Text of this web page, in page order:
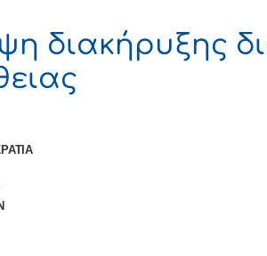
διακήρυξης
ΔΗΜΟΚΡΑΤΙΑ